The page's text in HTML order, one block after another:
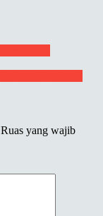
Ruas yang wajib